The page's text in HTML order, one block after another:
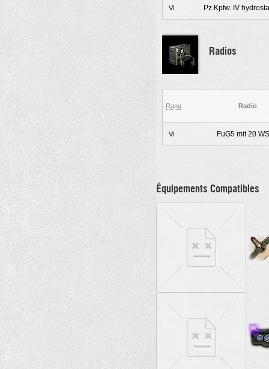
VI Pz.Kpfw. IV
Radios
Rang Radio
VI FuG5 mit 20
Équipements Compatibles